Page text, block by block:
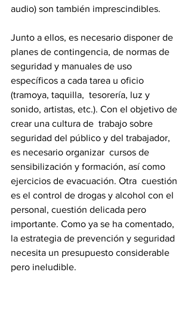
audio) son también imprescindibles.
Junto a ellos, es necesario disponer de
planes de contingencia, de normas de
seguridad y manuales de uso
específicos a cada tarea u oficio
(tramoya, taquilla,  tesorería, luz y
sonido, artistas, etc.). Con el objetivo de
crear una cultura de  trabajo sobre
seguridad del público y del trabajador,
es necesario organizar  cursos de
sensibilización y formación, así como
ejercicios de evacuación. Otra  cuestión
es el control de drogas y alcohol con el
personal, cuestión delicada pero
importante. Como ya se ha comentado,
la estrategia de prevención y seguridad
necesita un presupuesto considerable
pero ineludible.